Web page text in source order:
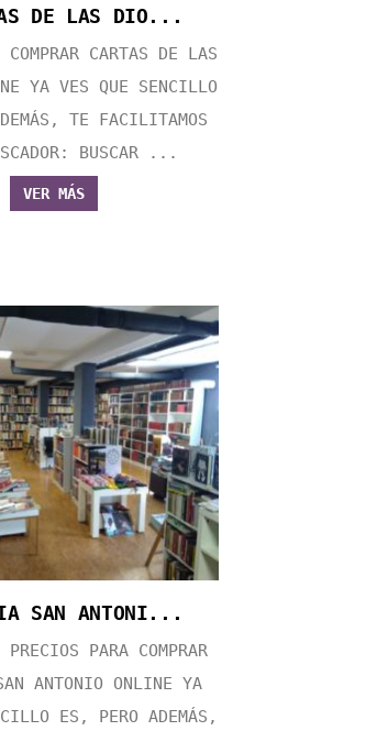
DE LAS DIO...
CARTAS DE LAS
YA VES QUE SENCILLO
TE FACILITAMOS
BUSCAR ...
VER MÁS
SAN ANTONI...
PRECIOS PARA COMPRAR
ANTONIO ONLINE YA
ES, PERO ADEMÁS,